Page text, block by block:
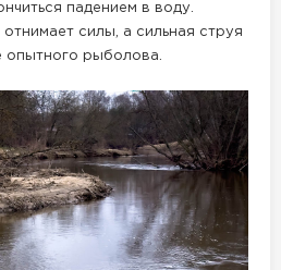
падением в воду.
силы, а сильная струя
опытного рыболова.